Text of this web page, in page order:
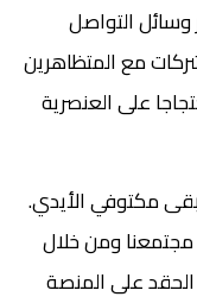
وسائل التواصل
مع المتظاهرين
على العنصرية
مكتوفي الأيدي.
مجتمعنا ومن خلال
على المنصة